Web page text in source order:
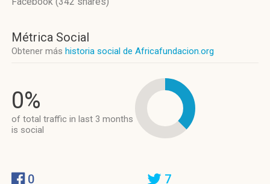
Métrica Social
Obtener más historia social de Africafundacion.org
0%
of total traffic in last 3 months
is social
0 7